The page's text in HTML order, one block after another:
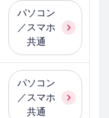
パソコン
／スマホ
共通
パソコン
／スマホ
共通